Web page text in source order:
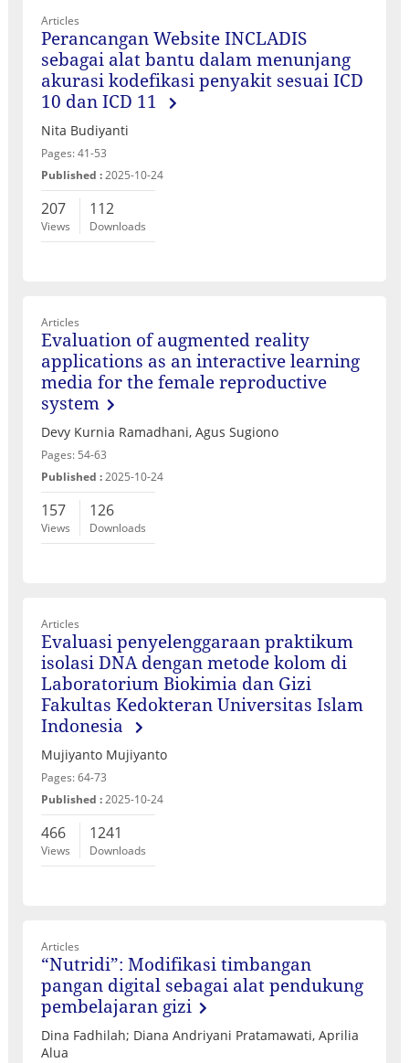
Articles
Perancangan Website INCLADIS
sebagai alat bantu dalam menunjang
akurasi kodefikasi penyakit sesuai ICD
10 dan ICD 11
Nita Budiyanti
Pages: 41-53
Published :2025-10-24
207
Views
112
Downloads
Articles
Evaluation of augmented reality
applications as an interactive learning
media for the female reproductive
system
Devy Kurnia Ramadhani, Agus Sugiono
Pages: 54-63
Published :2025-10-24
157
Views
126
Downloads
Articles
Evaluasi penyelenggaraan praktikum
isolasi DNA dengan metode kolom di
Laboratorium Biokimia dan Gizi
Fakultas Kedokteran Universitas Islam
Indonesia
Mujiyanto Mujiyanto
Pages: 64-73
Published :2025-10-24
466
Views
1241
Downloads
Articles
“Nutridi”: Modifikasi timbangan
pangan digital sebagai alat pendukung
pembelajaran gizi
Dina Fadhilah; Diana Andriyani Pratamawati, Aprilia
Alua